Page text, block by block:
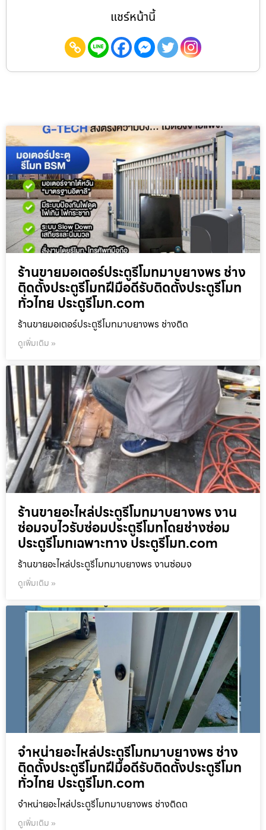
แชร์หน้านี้
ร้านขายมอเตอร์ประตูรีโมทมาบยางพร ช่าง
ติดตั้งประตูรีโมทฝีมือดีรับติดตั้งประตูรีโมท
ทั่วไทย ประตูรีโมท.com
ร้านขายมอเตอร์ประตูรีโมทมาบยางพร ช่างติด
ดูเพิ่มเติม »
ร้านขายอะไหล่ประตูรีโมทมาบยางพร งาน
ซ่อมจบไวรับซ่อมประตูรีโมทโดยช่างซ่อม
ประตูรีโมทเฉพาะทาง ประตูรีโมท.com
ร้านขายอะไหล่ประตูรีโมทมาบยางพร งานซ่อมจ
ดูเพิ่มเติม »
จำหน่ายอะไหล่ประตูรีโมทมาบยางพร ช่าง
ติดตั้งประตูรีโมทฝีมือดีรับติดตั้งประตูรีโมท
ทั่วไทย ประตูรีโมท.com
จำหน่ายอะไหล่ประตูรีโมทมาบยางพร ช่างติดต
ดูเพิ่มเติม »